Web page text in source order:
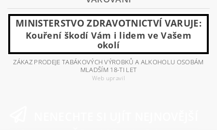
MINISTERSTVO ZDRAVOTNICTVÍ VARUJE:
Kouření škodí Vám i lidem ve Vašem
okolí
ZÁKAZ PRODEJE TABÁKOVÝCH VÝROBKŮ A ALKOHOLU OSOBÁM
MLADŠÍM 18-TI LET
Web upravil